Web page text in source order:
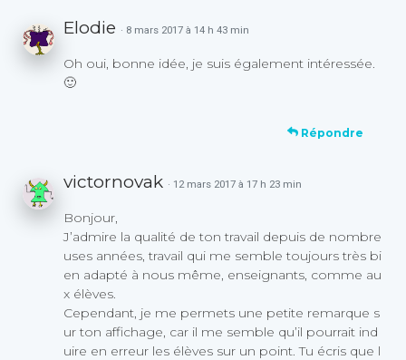
Elodie · 8 mars 2017 à 14 h 43 min
Oh oui, bonne idée, je suis également intéressée.
🙂
Répondre
victornovak · 12 mars 2017 à 17 h 23 min
Bonjour,
J’admire la qualité de ton travail depuis de nombre
uses années, travail qui me semble toujours très bi
en adapté à nous même, enseignants, comme au
x élèves.
Cependant, je me permets une petite remarque s
ur ton affichage, car il me semble qu’il pourrait ind
uire en erreur les élèves sur un point. Tu écris que l